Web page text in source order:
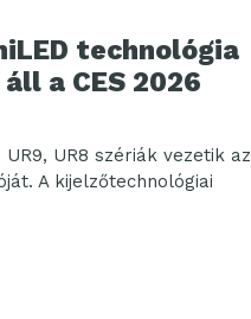
technológia
a CES 2026
UR9, UR8 szériák vezetik az
A kijelzőtechnológiai